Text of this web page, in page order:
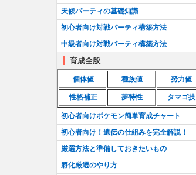
天候パーティの基礎知識
初心者向け対戦パーティ構築方法
中級者向け対戦パーティ構築方法
育成全般
個体値 種族値 努力値
性格補正 夢特性 タマゴ技
初心者向けポケモン簡単育成チャート
初心者向け！遺伝の仕組みを完全解説！
厳選方法と準備しておきたいもの
孵化厳選のやり方